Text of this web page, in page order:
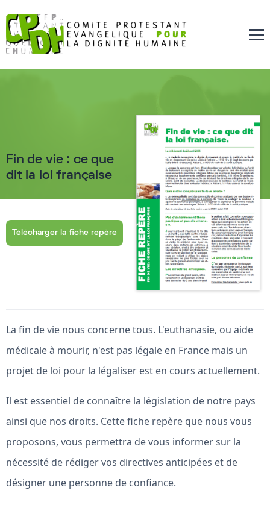
Fin de vie : ce que
dit la loi française
Télécharger la fiche repère
La fin de vie nous concerne tous. L'euthanasie, ou aide
médicale à mourir, n'est pas légale en France mais un
projet de loi pour la légaliser est en cours actuellement.
Il est essentiel de connaître la législation de notre pays
ainsi que nos droits. Cette fiche repère que nous vous
proposons, vous permettra de vous informer sur la
nécessité de rédiger vos directives anticipées et de
désigner une personne de confiance.